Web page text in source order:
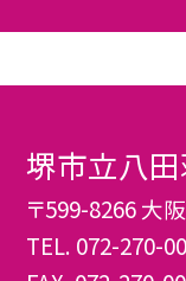
堺市立八
〒599-8266 大
TEL. 072-270-